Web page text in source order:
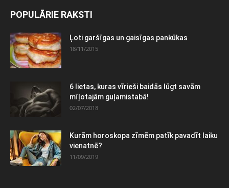
POPULĀRIE RAKSTI
Ļoti garšīgas un gaisīgas pankūkas
18/11/2015
6 lietas, kuras vīrieši baidās lūgt savām
mīļotajām guļamistabā!
02/07/2018
Kurām horoskopa zīmēm patīk pavadīt laiku
vienatnē?
11/09/2019